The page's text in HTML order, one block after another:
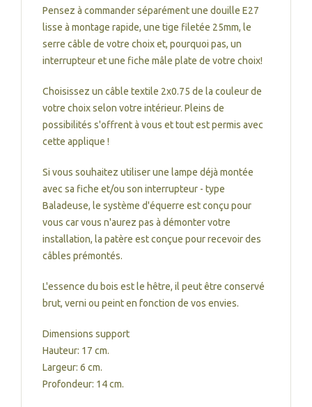
Pensez à commander séparément une douille E27
lisse à montage rapide, une tige filetée 25mm, le
serre câble de votre choix et, pourquoi pas, un
interrupteur et une fiche mâle plate de votre choix!
Choisissez un câble textile 2x0.75 de la couleur de
votre choix selon votre intérieur. Pleins de
possibilités s'offrent à vous et tout est permis avec
cette applique !
Si vous souhaitez utiliser une lampe déjà montée
avec sa fiche et/ou son interrupteur - type
Baladeuse, le système d'équerre est conçu pour
vous car vous n'aurez pas à démonter votre
installation, la patère est conçue pour recevoir des
câbles prémontés.
L'essence du bois est le hêtre, il peut être conservé
brut, verni ou peint en fonction de vos envies.
Dimensions support
Hauteur: 17 cm.
Largeur: 6 cm.
Profondeur: 14 cm.